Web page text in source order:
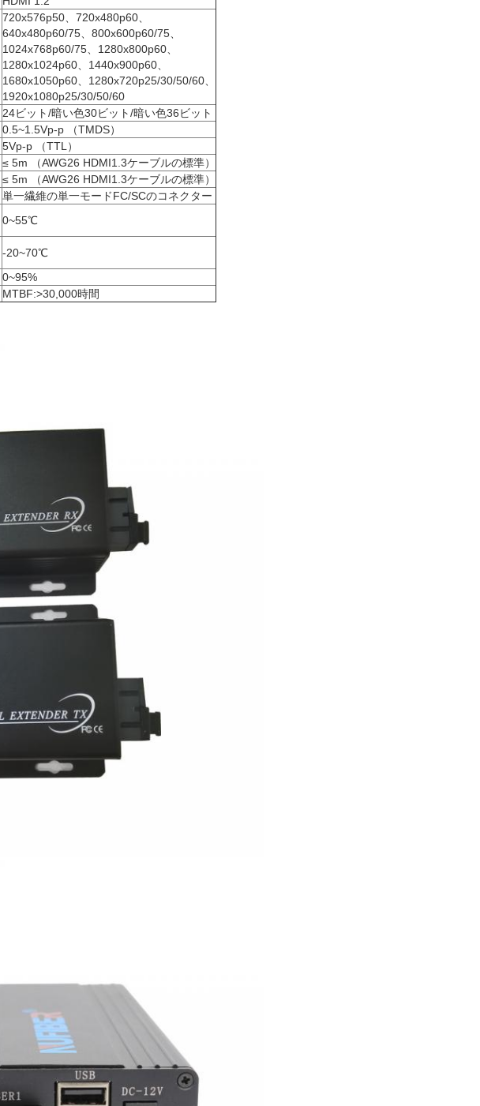
720x576p50、720x480p60、
640x480p60/75、800x600p60/75、
1024x768p60/75、1280x800p60、
1280x1024p60、1440x900p60、
1680x1050p60、1280x720p25/30/50/60、
1920x1080p25/30/50/60
24ビット/暗い色30ビット/暗い色36ビット
0.5~1.5Vp-p （TMDS）
5Vp-p （TTL）
≤ 5m （AWG26 HDMI1.3ケーブルの標準）
≤ 5m （AWG26 HDMI1.3ケーブルの標準）
単一繊維の単一モードFC/SCのコネクター
0~55℃
-20~70℃
0~95%
MTBF:>30,000時間